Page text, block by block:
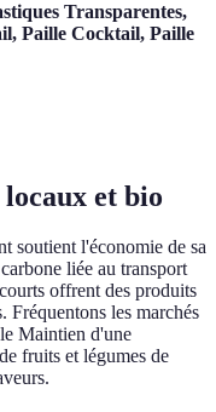
Transparentes,
Paille Cocktail, Paille
et bio
soutient l'économie de sa
liée au transport
offrent des produits
Fréquentons les marchés
Maintien d'une
fruits et légumes de